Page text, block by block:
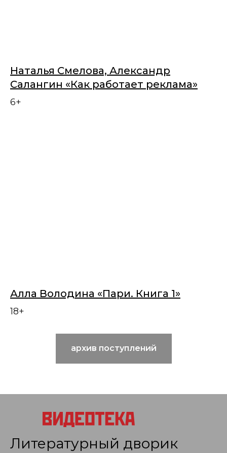
Наталья Смелова, Александр
Салангин «Как работает реклама»
6+
Алла Володина «Пари. Книга 1»
18+
архив поступлений
Литературный дворик